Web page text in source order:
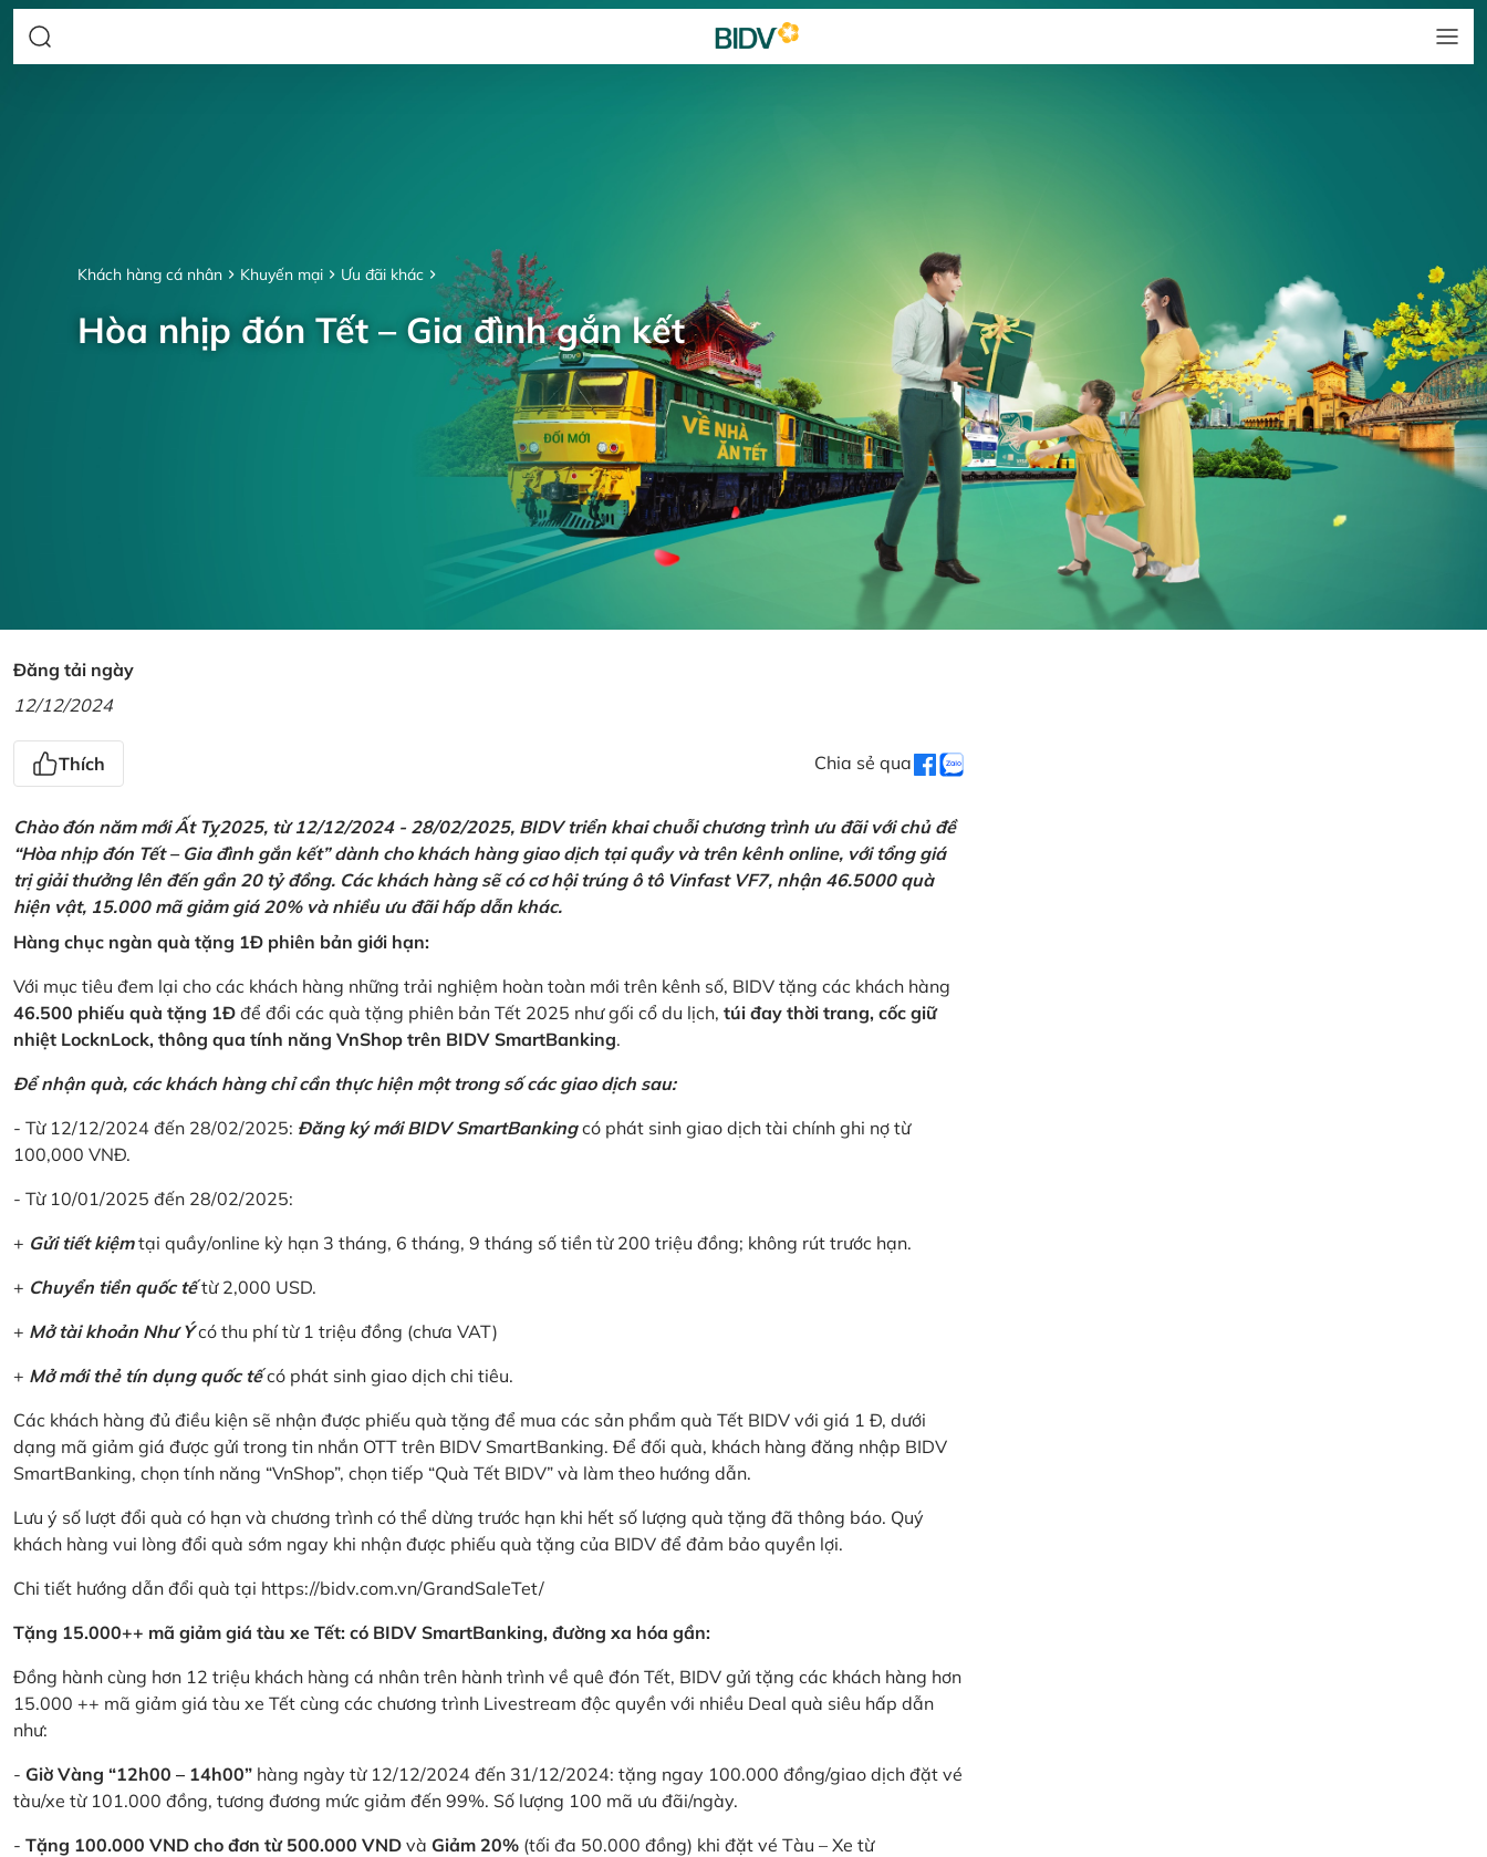
Khách hàng cá nhân Khuyến mại Ưu đãi khác
Hòa nhịp đón Tết – Gia đình gắn kết
Đăng tải ngày
12/12/2024
Thích Chia sẻ qua
Chào đón năm mới Ất Tỵ2025, từ 12/12/2024 - 28/02/2025, BIDV triển khai chuỗi chương trình ưu đãi với chủ đề
“Hòa nhịp đón Tết – Gia đình gắn kết” dành cho khách hàng giao dịch tại quầy và trên kênh online, với tổng giá
trị giải thưởng lên đến gần 20 tỷ đồng. Các khách hàng sẽ có cơ hội trúng ô tô Vinfast VF7, nhận 46.5000 quà
hiện vật, 15.000 mã giảm giá 20% và nhiều ưu đãi hấp dẫn khác.
Hàng chục ngàn quà tặng 1Đ phiên bản giới hạn:
Với mục tiêu đem lại cho các khách hàng những trải nghiệm hoàn toàn mới trên kênh số, BIDV tặng các khách hàng
46.500 phiếu quà tặng 1Đ để đổi các quà tặng phiên bản Tết 2025 như gối cổ du lịch, túi đay thời trang, cốc giữ
nhiệt LocknLock, thông qua tính năng VnShop trên BIDV SmartBanking.
Để nhận quà, các khách hàng chỉ cần thực hiện một trong số các giao dịch sau:
- Từ 12/12/2024 đến 28/02/2025: Đăng ký mới BIDV SmartBankingcó phát sinh giao dịch tài chính ghi nợ từ
100,000 VNĐ.
- Từ 10/01/2025 đến 28/02/2025:
+ Gửi tiết kiệmtại quầy/online kỳ hạn 3 tháng, 6 tháng, 9 tháng số tiền từ 200 triệu đồng; không rút trước hạn.
+ Chuyển tiền quốc tếtừ 2,000 USD.
+ Mở tài khoản Như Ýcó thu phí từ 1 triệu đồng (chưa VAT)
+ Mở mới thẻ tín dụng quốc tếcó phát sinh giao dịch chi tiêu.
Các khách hàng đủ điều kiện sẽ nhận được phiếu quà tặng để mua các sản phẩm quà Tết BIDV với giá 1 Đ, dưới
dạng mã giảm giá được gửi trong tin nhắn OTT trên BIDV SmartBanking. Để đối quà, khách hàng đăng nhập BIDV
SmartBanking, chọn tính năng “VnShop”, chọn tiếp “Quà Tết BIDV” và làm theo hướng dẫn.
Lưu ý số lượt đổi quà có hạn và chương trình có thể dừng trước hạn khi hết số lượng quà tặng đã thông báo. Quý
khách hàng vui lòng đổi quà sớm ngay khi nhận được phiếu quà tặng của BIDV để đảm bảo quyền lợi.
Chi tiết hướng dẫn đổi quà tại https://bidv.com.vn/GrandSaleTet/
Tặng 15.000++ mã giảm giá tàu xe Tết: có BIDV SmartBanking, đường xa hóa gần:
Đồng hành cùng hơn 12 triệu khách hàng cá nhân trên hành trình về quê đón Tết, BIDV gửi tặng các khách hàng hơn
15.000 ++ mã giảm giá tàu xe Tết cùng các chương trình Livestream độc quyền với nhiều Deal quà siêu hấp dẫn
như:
- Giờ Vàng “12h00 – 14h00” hàng ngày từ 12/12/2024 đến 31/12/2024: tặng ngay 100.000 đồng/giao dịch đặt vé
tàu/xe từ 101.000 đồng, tương đương mức giảm đến 99%. Số lượng 100 mã ưu đãi/ngày.
- Tặng 100.000 VND cho đơn từ 500.000 VND và Giảm 20% (tối đa 50.000 đồng) khi đặt vé Tàu – Xe từ